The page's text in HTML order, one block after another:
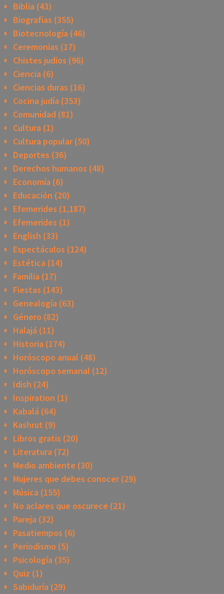
Biblia(43)
Biografias (355)
Biotecnología(46)
Ceremonias (17)
Chistes judios (96)
Ciencia(6)
Ciencias duras (16)
Cocina judía(353)
Comunidad(81)
Cultura(1)
Cultura popular(50)
Deportes (36)
Derechos humanos (48)
Economía(6)
Educación (20)
Efemerides (1,187)
Efemerides (1)
English (33)
Espectáculos (124)
Estética(14)
Familia(17)
Fiestas (143)
Genealogía(63)
Género (82)
Halajá(11)
Historia(174)
Horóscopo anual (48)
Horóscopo semanal (12)
Idish (24)
Inspiration (1)
Kabalá(64)
Kashrut (9)
Libros gratis (20)
Literatura(72)
Medio ambiente (30)
Mujeres que debes conocer(29)
Música(155)
No aclares que oscurece (21)
Pareja(32)
Pasatiempos (6)
Periodismo (5)
Psicología(35)
Quiz (1)
Sabiduría(29)